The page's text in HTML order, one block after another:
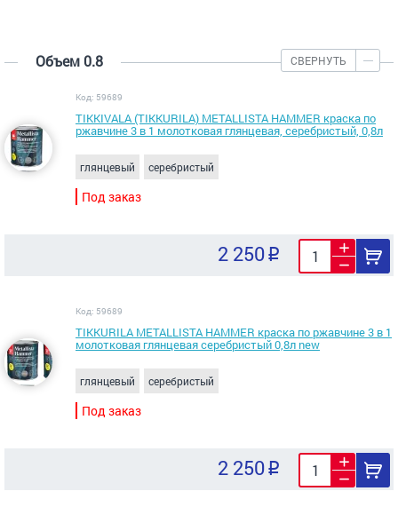
Объем 0.8 СВЕРНУТЬ
Код: 59689
TIKKIVALA (TIKKURILA) METALLISTA HAMMER краска по
ржавчине 3 в 1 молотковая глянцевая, серебристый, 0,8л
глянцевый серебристый
Под заказ
2 250
Код: 59689
TIKKURILA METALLISTA HAMMER краска по ржавчине 3 в 1
молотковая глянцевая серебристый 0,8л new
глянцевый серебристый
Под заказ
2 250